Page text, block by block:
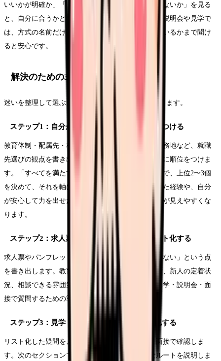
いいかが明確か」「一人の先輩に負担が集中していないか」を見る
と、自分に合うかどうかが判断しやすくなります。説明会や見学で
は、方式の名前だけでなく、実際にどう運用されているかまで聞け
ると安心です。
解決のための3ステップ
迷いを整理して選ぶための、3つのステップを紹介します。
ステップ1：自分が重視するものに優先順位をつける
教育体制・配属先・相談できる環境・勤務条件・勤務地など、就職
先選びの観点を書き出し、自分にとって何が大事かに順位をつけま
す。「すべてを満たす職場」を探すと迷子になるので、上位2〜3個
を決めて、それを軸に比較します。実習でつらかった経験や、自分
が安心して力を出せた場面を思い出すと、優先順位が見えやすくな
ります。
ステップ2：求人票では分からないことをリスト化する
求人票やパンフレットを見て、「ここからは分からない」という点
を書き出します。教育体制の実態、配属の決まり方、新人の定着状
況、相談できる雰囲気などです。これらは、職場見学・説明会・面
接で質問するための準備になります。
ステップ3：見学・説明会・面接で実際に確認する
リスト化した疑問を、実際に職場見学や説明会、面接で確認しま
す。次のセクションで、確認するときの具体的なルートを説明しま